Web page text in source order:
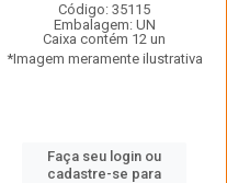
Código: 35115
Embalagem: UN
Caixa contém 12 un
*Imagem meramente ilustrativa
Faça seu login ou
cadastre-se para